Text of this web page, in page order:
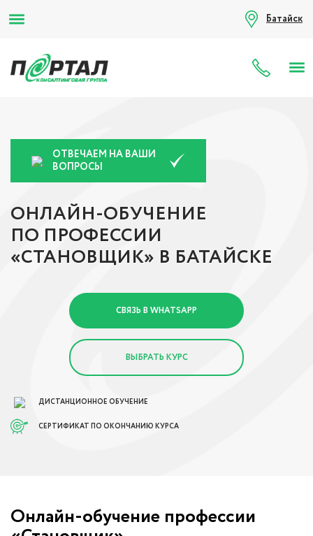
Батайск
8
ОТВЕЧАЕМ НА ВАШИ
ВОПРОСЫ
ОНЛАЙН-ОБУЧЕНИЕ
ПО ПРОФЕССИИ
«СТАНОВЩИК» В БАТАЙСКЕ
СВЯЗЬ В WHATSAPP
ВЫБРАТЬ КУРС
ДИСТАНЦИОННОЕ ОБУЧЕНИЕ
СЕРТИФИКАТ ПО ОКОНЧАНИЮ КУРСА
Онлайн-обучение профессии